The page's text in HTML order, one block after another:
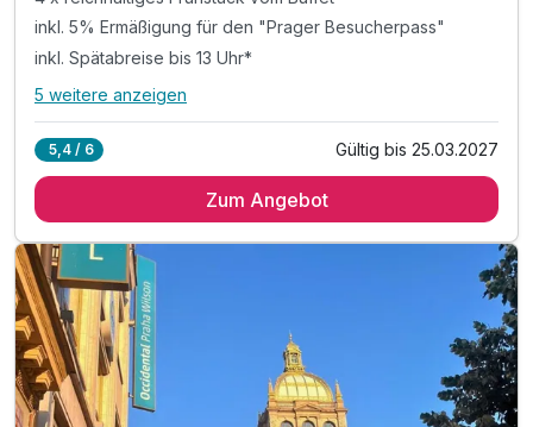
inkl. 5% Ermäßigung für den "Prager Besucherpass"
inkl. Spätabreise bis 13 Uhr*
Alle Inklusivleistungen
4 x reichhaltiges Frühstück vom Buffet
inkl. Spätabreise bis 13 Uhr*
1 x Welcome Drink**
inkl. VIP Pflegeserie / Badezimmerartikel
inkl. WLAN Nutzung im Hotel
inkl. 10% Preisnachlass an der Hotelbar
*nach Verfügbarkeit möglich
5 weitere anzeigen
5,4 / 6 Gültig bis 25.03.2027
Zum Angebot